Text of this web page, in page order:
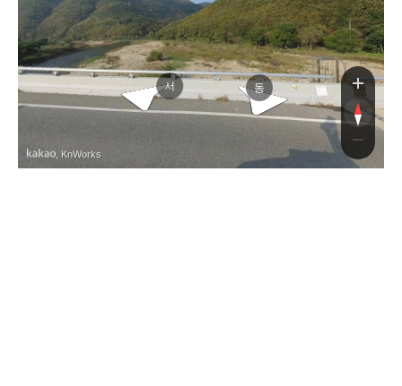
석
서 동
, KnWorks